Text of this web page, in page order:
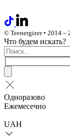
© Teenergizer • 2014 –
Что будем искать?
Одноразово
Ежемесечно
UAH